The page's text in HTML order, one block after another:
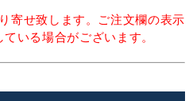
寄せ致します。ご注文欄の表示
いる場合がございます。